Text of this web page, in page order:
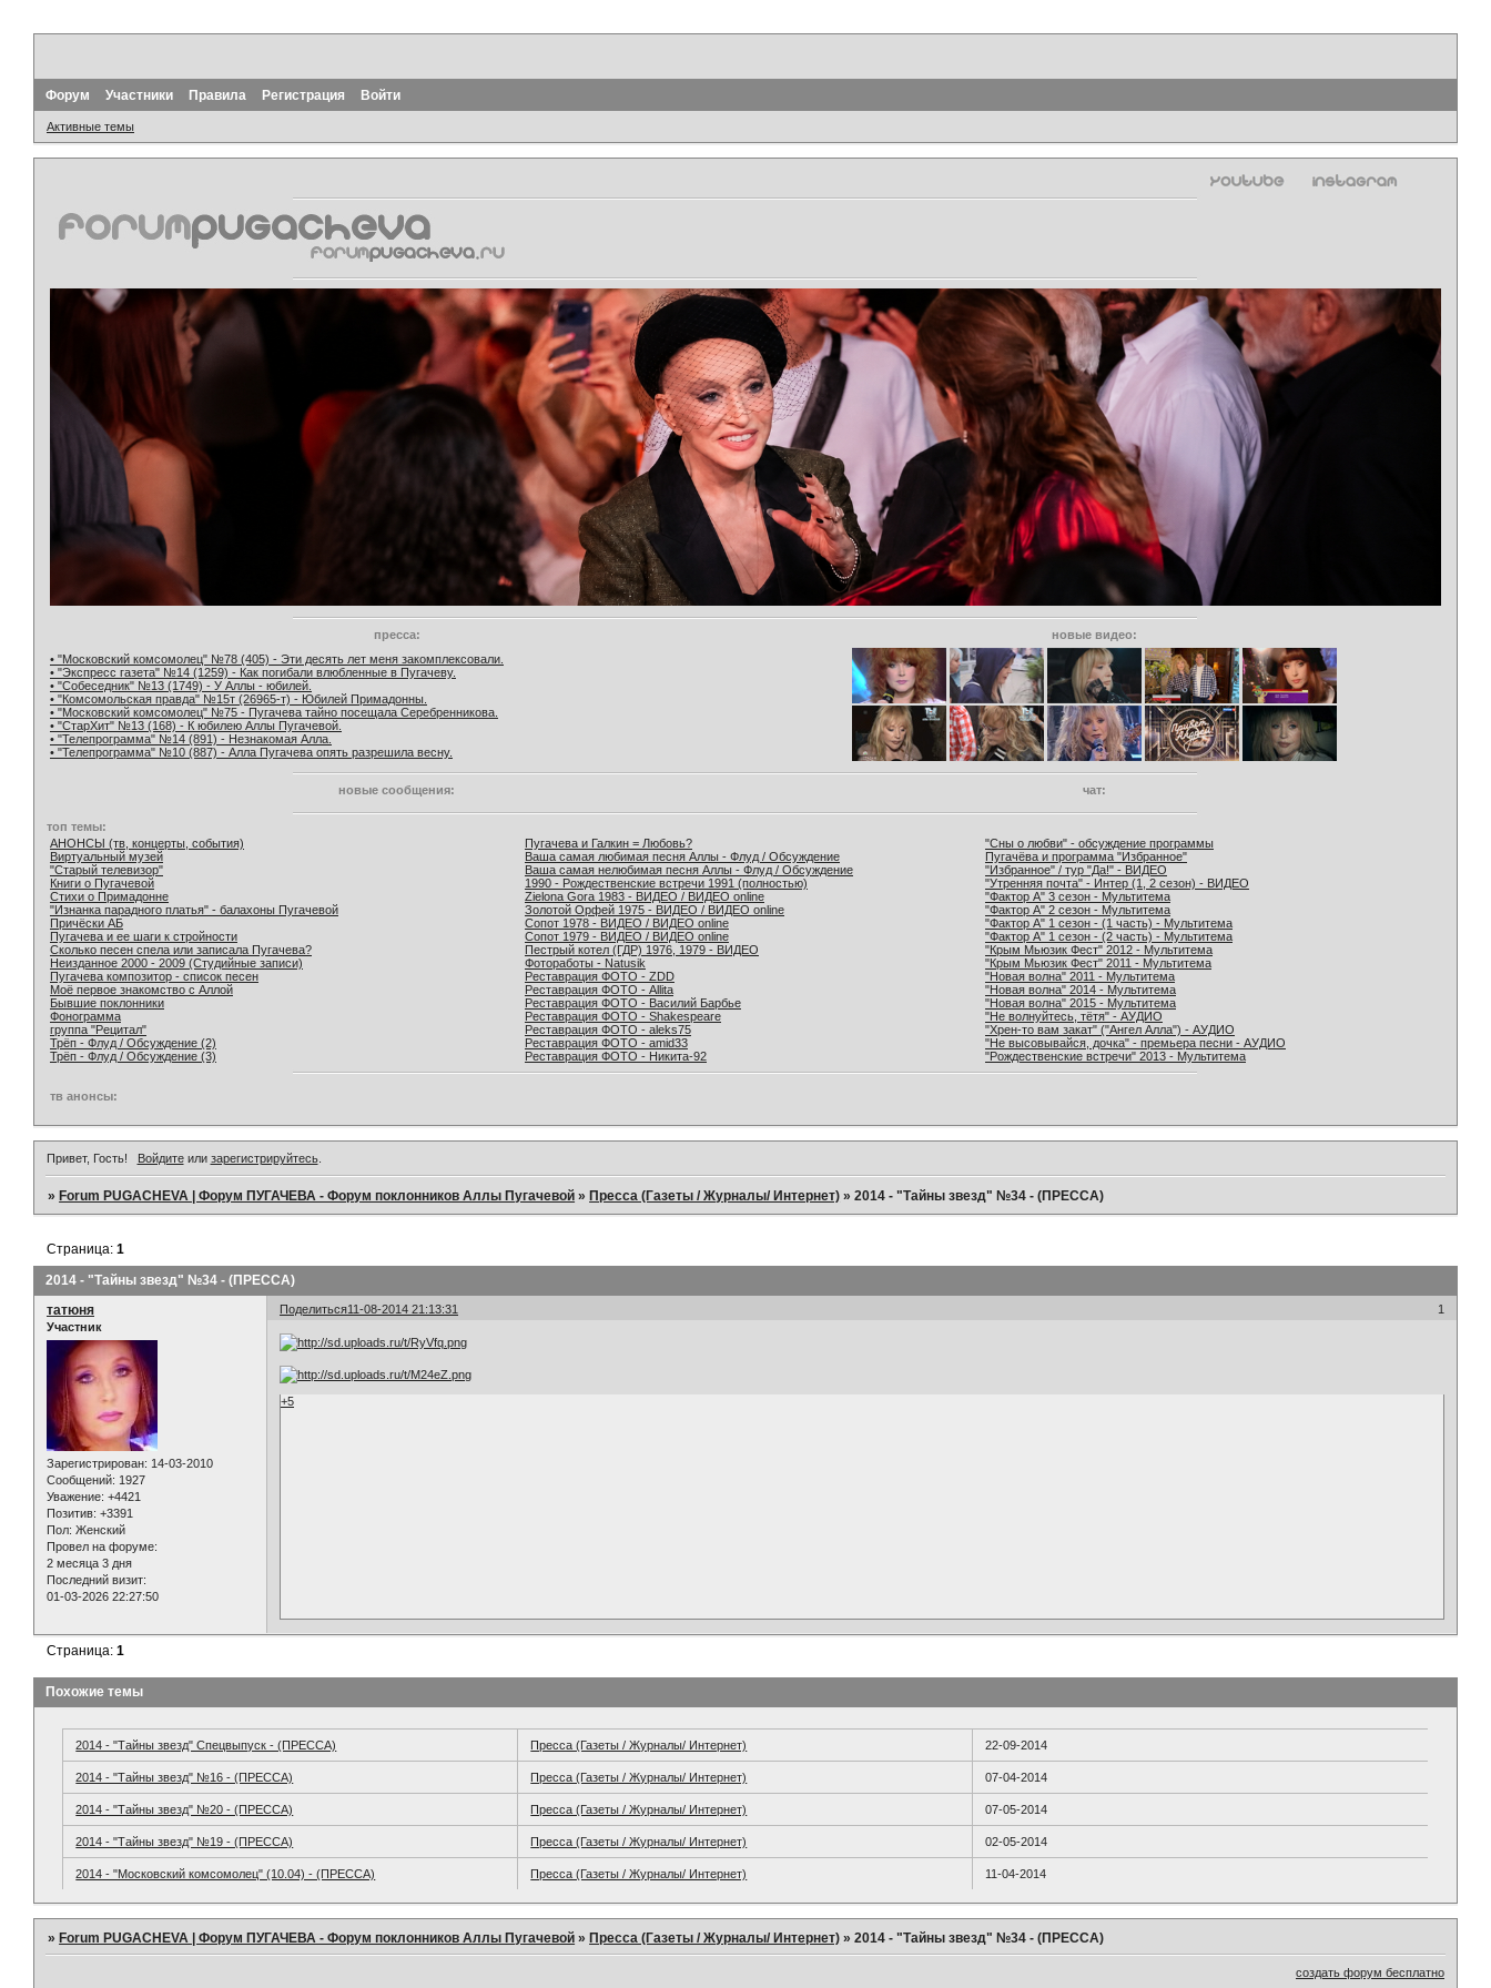
Форум Участники Правила Регистрация Войти
Активные темы
пресса:
новые видео:
• "Московский комсомолец" №78 (405) - Эти десять лет меня закомплексовали.
• "Экспресс газета" №14 (1259) - Как погибали влюбленные в Пугачеву.
• "Собеседник" №13 (1749) - У Аллы - юбилей.
• "Комсомольская правда" №15т (26965-т) - Юбилей Примадонны.
• "Московский комсомолец" №75 - Пугачева тайно посещала Серебренникова.
• "СтарХит" №13 (168) - К юбилею Аллы Пугачевой.
• "Телепрограмма" №14 (891) - Незнакомая Алла.
• "Телепрограмма" №10 (887) - Алла Пугачева опять разрешила весну.
новые сообщения: чат:
топ темы:
АНОНСЫ (тв, концерты, события)
Виртуальный музей
"Старый телевизор"
Книги о Пугачевой
Стихи о Примадонне
"Изнанка парадного платья" - балахоны Пугачевой
Причёски АБ
Пугачева и ее шаги к стройности
Сколько песен спела или записала Пугачева?
Неизданное 2000 - 2009 (Студийные записи)
Пугачева композитор - список песен
Моё первое знакомство с Аллой
Бывшие поклонники
Фонограмма
группа "Рецитал"
Трёп - Флуд / Обсуждение (2)
Трёп - Флуд / Обсуждение (3)
Пугачева и Галкин = Любовь?
Ваша самая любимая песня Аллы - Флуд / Обсуждение
Ваша самая нелюбимая песня Аллы - Флуд / Обсуждение
1990 - Рождественские встречи 1991 (полностью)
Zielona Gora 1983 - ВИДЕО / ВИДЕО online
Золотой Орфей 1975 - ВИДЕО / ВИДЕО online
Сопот 1978 - ВИДЕО / ВИДЕО online
Сопот 1979 - ВИДЕО / ВИДЕО online
Пестрый котел (ГДР) 1976, 1979 - ВИДЕО
Фотоработы - Natusik
Реставрация ФОТО - ZDD
Реставрация ФОТО - Allita
Реставрация ФОТО - Василий Барбье
Реставрация ФОТО - Shakespeare
Реставрация ФОТО - aleks75
Реставрация ФОТО - amid33
Реставрация ФОТО - Никита-92
"Сны о любви" - обсуждение программы
Пугачёва и программа "Избранное"
"Избранное" / тур "Да!" - ВИДЕО
"Утренняя почта" - Интер (1, 2 сезон) - ВИДЕО
"Фактор А" 3 сезон - Мультитема
"Фактор А" 2 сезон - Мультитема
"Фактор А" 1 сезон - (1 часть) - Мультитема
"Фактор А" 1 сезон - (2 часть) - Мультитема
"Крым Мьюзик Фест" 2012 - Мультитема
"Крым Мьюзик Фест" 2011 - Мультитема
"Новая волна" 2011 - Мультитема
"Новая волна" 2014 - Мультитема
"Новая волна" 2015 - Мультитема
"Не волнуйтесь, тётя" - АУДИО
"Хрен-то вам закат" ("Ангел Алла") - АУДИО
"Не высовывайся, дочка" - премьера песни - АУДИО
"Рождественские встречи" 2013 - Мультитема
тв анонсы:
Привет, Гость! Войдитеили зарегистрируйтесь.
»Forum PUGACHEVA | Форум ПУГАЧЕВА - Форум поклонников Аллы Пугачевой »Пресса (Газеты / Журналы/ Интернет) »2014 - "Тайны звезд" №34 - (ПРЕССА)
2014 - "Тайны звезд" №34 - (ПРЕССА)
Страница:1
Поделиться 1
11-08-2014 21:13:31
татюня
Участник
Зарегистрирован: 14-03-2010
Сообщений: 1927
Уважение: +4421
Позитив: +3391
Пол: Женский
Провел на форуме:
2 месяца 3 дня
Последний визит:
01-03-2026 22:27:50
+5
Страница:1
Похожие темы
2014 - "Тайны звезд" Спецвыпуск - (ПРЕССА) Пресса (Газеты / Журналы/ Интернет) 22-09-2014
2014 - "Тайны звезд" №16 - (ПРЕССА) Пресса (Газеты / Журналы/ Интернет) 07-04-2014
2014 - "Тайны звезд" №20 - (ПРЕССА) Пресса (Газеты / Журналы/ Интернет) 07-05-2014
2014 - "Тайны звезд" №19 - (ПРЕССА) Пресса (Газеты / Журналы/ Интернет) 02-05-2014
2014 - "Московский комсомолец" (10.04) - (ПРЕССА) Пресса (Газеты / Журналы/ Интернет) 11-04-2014
»Forum PUGACHEVA | Форум ПУГАЧЕВА - Форум поклонников Аллы Пугачевой »Пресса (Газеты / Журналы/ Интернет) »2014 - "Тайны звезд" №34 - (ПРЕССА)
создать форум бесплатно